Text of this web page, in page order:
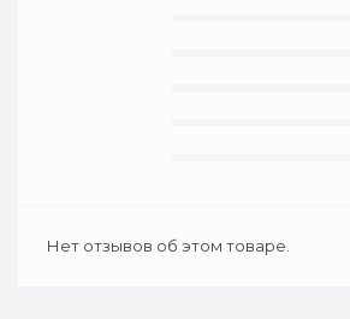
Нет отзывов об этом товаре.